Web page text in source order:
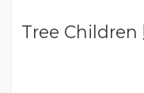
Tree Children